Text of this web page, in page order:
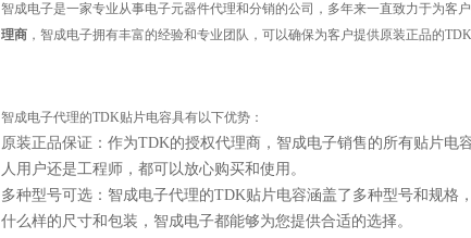
智成电子是一家专业从事电子元器件代理和分销的公司，多年来一直致力于为客
理商 ，智成电子拥有丰富的经验和专业团队，可以确保为客户提供原装正品的TDK
智成电子代理的TDK贴片电容具有以下优势：
原装正品保证：作为TDK的授权代理商，智成电子销售的所有贴片电
人用户还是工程师，都可以放心购买和使用。
多种型号可选：智成电子代理的TDK贴片电容涵盖了多种型号和规格
什么样的尺寸和包装，智成电子都能够为您提供合适的选择。